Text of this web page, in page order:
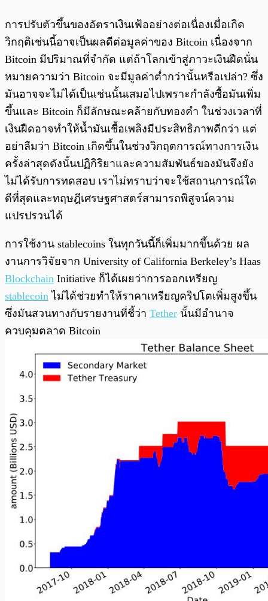
การปรับตัวขึ้นของอัตราเงินเฟ้ออย่างต่อเนื่องเมื่อเกิด
วิกฤติเช่นนี้อาจเป็นผลดีต่อมูลค่าของ Bitcoin เนื่องจาก
Bitcoin มีปริมาณที่จำกัด แต่ถ้าโลกเข้าสู่ภาวะเงินฝืดนั่น
หมายความว่า Bitcoin จะมีมูลค่าต่ำกว่านั้นหรือเปล่า? ซึ่ง
มันอาจจะไม่ได้เป็นเช่นนั้นเสมอไปเพราะกำลังซื้อมันเพิ่ม
ขึ้นและ Bitcoin ก็มีลักษณะคล้ายกับทองคำ ในช่วงเวลาที่
เงินฝืดอาจทำให้น้ำมันเชื้อเพลิงมีประสิทธิภาพดีกว่า แต่
อย่าลืมว่า Bitcoin เกิดขึ้นในช่วงวิกฤตการณ์ทางการเงิน
ครั้งล่าสุดดังนั้นปฏิกิริยาและความสัมพันธ์ของมันจึงยัง
ไม่ได้รับการทดสอบ เราไม่ทราบว่าจะใช้สถานการณ์ใด
ดีที่สุดและทฤษฎีเศรษฐศาสตร์สามารถพิสูจน์ความ
แปรปรวนได้
การใช้งาน stablecoins ในทุกวันนี้ก็เพิ่มมากขึ้นด้วย ผล
งานการวิจัยจาก University of California Berkeley’s Haas
Blockchain Initiative ก็ได้เผยว่าการออกเหรียญ
stablecoin ไม่ได้ช่วยทำให้ราคาเหรียญคริปโตเพิ่มสูงขึ้น
ซึ่งมันสวนทางกับรายงานที่ชี้ว่า Tether นั้นมีอำนาจ
ควบคุมตลาด Bitcoin